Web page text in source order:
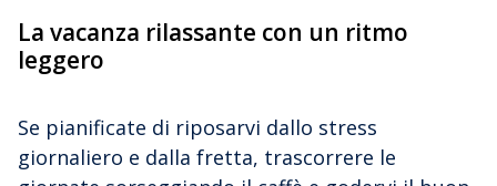
La vacanza rilassante con un ritmo
leggero
Se pianificate di riposarvi dallo stress
giornaliero e dalla fretta, trascorrere le